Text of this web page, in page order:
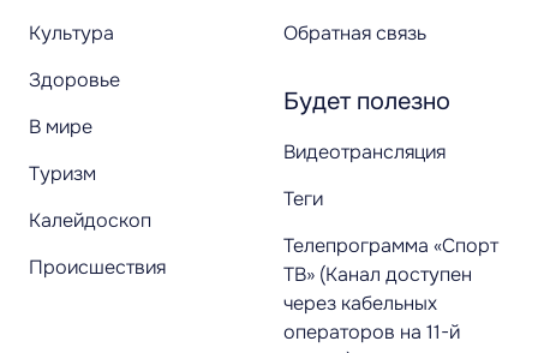
Культура
Здоровье
В мире
Туризм
Калейдоскоп
Происшествия
Обратная связь
Будет полезно
Видеотрансляция
Теги
Телепрограмма «Спорт
ТВ» (Канал доступен
через кабельных
операторов на 11-й